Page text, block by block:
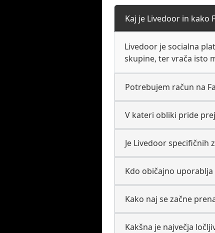
Kaj je Livedoor in kako
Livedoor je socialna
skupine, ter vrača isto
Potrebujem račun na
V kateri obliki pride
Je Livedoor specifičnih
Kdo običajno uporablja
Kako naj se začne
Kakšna je največja